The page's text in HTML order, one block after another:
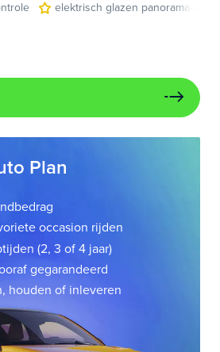
elektrisch glazen panorama-dak
Plan
occasion rijden
(2, 3 of 4 jaar)
gegarandeerd
houden of inleveren